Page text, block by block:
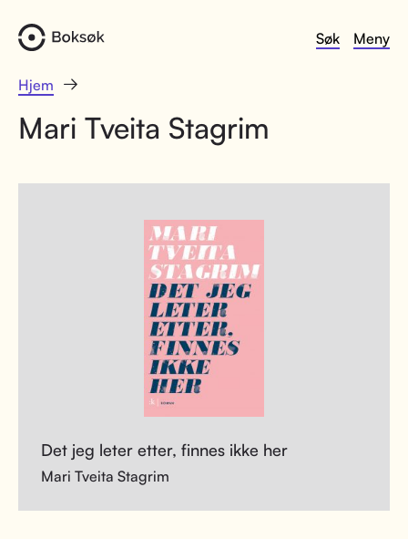
Søk Meny
Hjem
Mari Tveita Stagrim
Det jeg leter etter, finnes ikke her
Mari Tveita Stagrim